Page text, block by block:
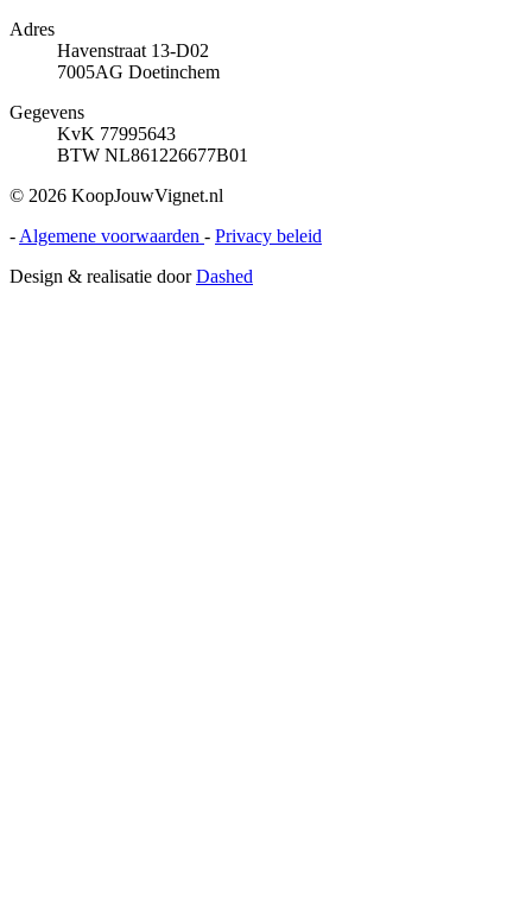
Adres
Havenstraat 13-D02
7005AG Doetinchem
Gegevens
KvK 77995643
BTW NL861226677B01
© 2026 KoopJouwVignet.nl
- Algemene voorwaarden - Privacy beleid
Design & realisatie doorDashed